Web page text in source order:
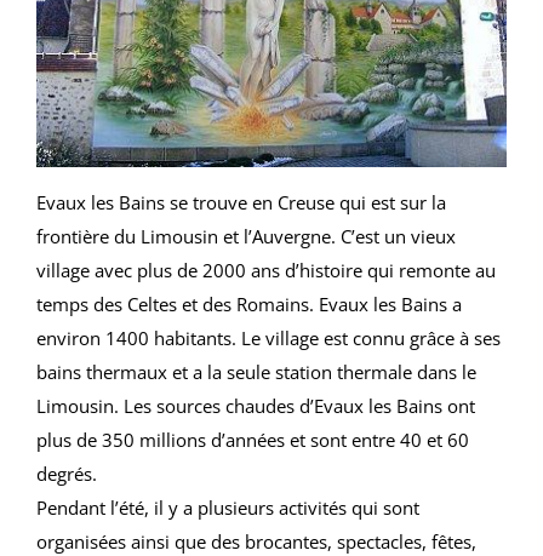
Evaux les Bains se trouve en Creuse qui est sur la
frontière du Limousin et l’Auvergne. C’est un vieux
village avec plus de 2000 ans d’histoire qui remonte au
temps des Celtes et des Romains. Evaux les Bains a
environ 1400 habitants. Le village est connu grâce à ses
bains thermaux et a la seule station thermale dans le
Limousin. Les sources chaudes d’Evaux les Bains ont
plus de 350 millions d’années et sont entre 40 et 60
degrés.
Pendant l’été, il y a plusieurs activités qui sont
organisées ainsi que des brocantes, spectacles, fêtes,